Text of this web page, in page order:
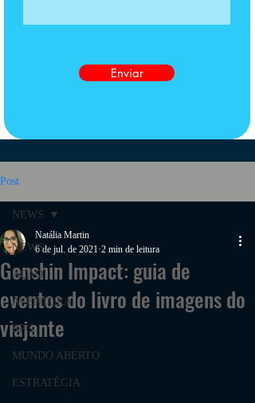
Enviar
Post
NEWS
AÇÃO
AVENTURA
RPG
MUNDO ABERTO
ESTRATÉGIA
NEWS
Genshin Impact: guia de
eventos do livro de imagens do
viajante
Natália Martin
6 de jul. de 2021 2 min de leitura